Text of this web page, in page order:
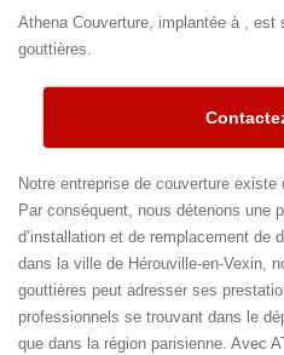
Athena Couverture, implantée à , est
gouttières.
Notre entreprise de couverture
Par conséquent, nous détenons une
d’installation et de remplacement de
dans la ville de Hérouville-en-Vexin,
gouttières peut adresser ses
professionnels se trouvant dans le
que dans la région parisienne. Avec